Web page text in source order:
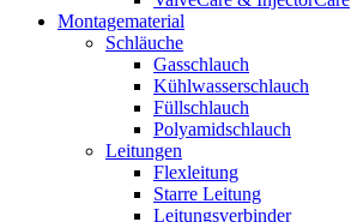
Montagematerial
Schläuche
Gasschlauch
Kühlwasserschlauch
Füllschlauch
Polyamidschlauch
Leitungen
Flexleitung
Starre Leitung
Leitungsverbinder